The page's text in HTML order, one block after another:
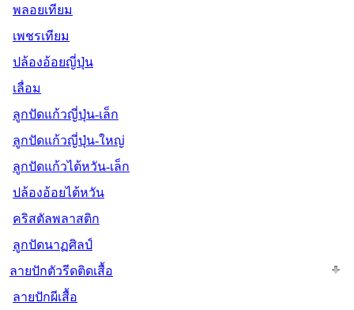
พลอยเทียม
เพชรเทียม
ปล้องอ้อยญี่ปุ่น
เลื่อม
ลูกปัดแก้วญี่ปุ่น-เล็ก
ลูกปัดแก้วญี่ปุ่น-ใหญ่
ลูกปัดแก้วไต้หวัน-เล็ก
ปล้องอ้อยไต้หวัน
คริสตัลพลาสติก
ลูกปัดนาฏศิลป์
ลายปักตัวรีดติดเสื้อ
ลายปักผีเสื้อ